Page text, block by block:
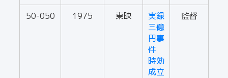
50-050 1975 東映
実録
三億
円事
件
時効
成立
監督